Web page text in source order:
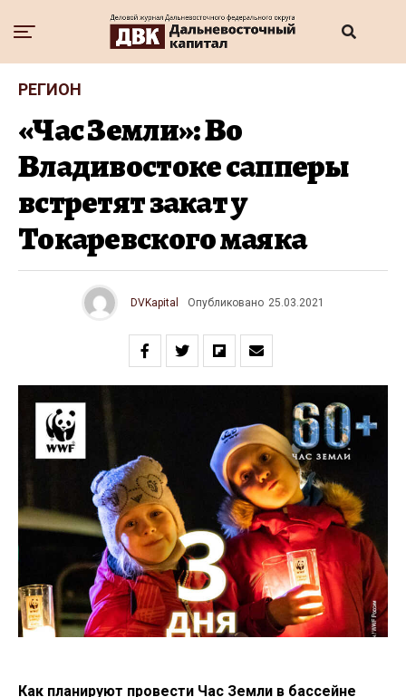
РЕГИОН
«Час Земли»: Во
Владивостоке сапперы
встретят закат у
Токаревского маяка
DVKapital Опубликовано 25.03.2021
Как планируют провести Час Земли в бассейне